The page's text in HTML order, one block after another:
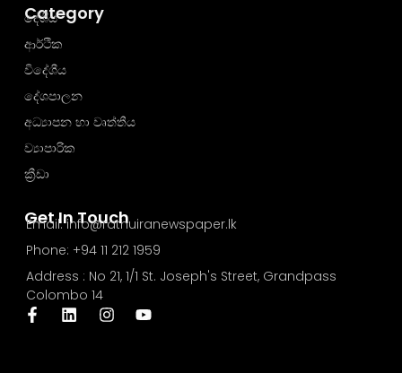
Get In Touch
Email: info@rathuiranewspaper.lk
Phone: +94 11 212 1959
Address : No 21, 1/1 St. Joseph's Street, Grandpass
Colombo 14
Category
දේශීය
ආර්ථික
විදේශීය
දේශපාලන
අධ්‍යාපන හා වෘත්තීය
ව්‍යාපාරික
ක්‍රීඩා